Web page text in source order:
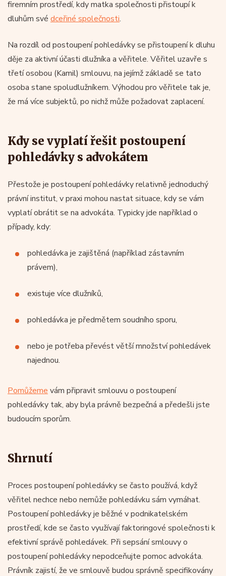
firemním prostředí, kdy matka společnosti přistoupí k
dluhům své dceřiné společnosti.
Na rozdíl od postoupení pohledávky se přistoupení k dluhu
děje za aktivní účasti dlužníka a věřitele. Věřitel uzavře s
třetí osobou (Kamil) smlouvu, na jejímž základě se tato
osoba stane spoludlužníkem. Výhodou pro věřitele tak je,
že má více subjektů, po nichž může požadovat zaplacení.
Kdy se vyplatí řešit postoupení
pohledávky s advokátem
Přestože je postoupení pohledávky relativně jednoduchý
právní institut, v praxi mohou nastat situace, kdy se vám
vyplatí obrátit se na advokáta. Typicky jde například o
případy, kdy:
pohledávka je zajištěná (například zástavním
právem),
existuje více dlužníků,
pohledávka je předmětem soudního sporu,
nebo je potřeba převést větší množství pohledávek
najednou.
Pomůžeme vám připravit smlouvu o postoupení
pohledávky tak, aby byla právně bezpečná a předešli jste
budoucím sporům.
Shrnutí
Proces postoupení pohledávky se často používá, když
věřitel nechce nebo nemůže pohledávku sám vymáhat.
Postoupení pohledávky je běžné v podnikatelském
prostředí, kde se často využívají faktoringové společnosti k
efektivní správě pohledávek. Při sepsání smlouvy o
postoupení pohledávky nepodceňujte pomoc advokáta.
Právník zajistí, že ve smlouvě budou správně specifikovány